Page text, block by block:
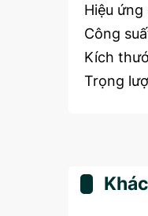
Hiệu ứng
Công
Kích
Trọng
EKAX-1L